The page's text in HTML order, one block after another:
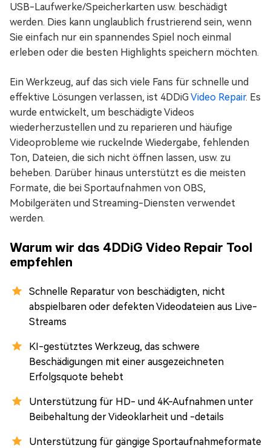
USB-Laufwerke/Speicherkarten usw. beschädigt
werden. Dies kann unglaublich frustrierend sein, wenn
Sie einfach nur ein spannendes Spiel noch einmal
erleben oder die besten Highlights speichern möchten.
Ein Werkzeug, auf das sich viele Fans für schnelle und
effektive Lösungen verlassen, ist 4DDiGVideo Repair. Es
wurde entwickelt, um beschädigte Videos
wiederherzustellen und zu reparieren und häufige
Videoprobleme wie ruckelnde Wiedergabe, fehlenden
Ton, Dateien, die sich nicht öffnen lassen, usw. zu
beheben. Darüber hinaus unterstützt es die meisten
Formate, die bei Sportaufnahmen von OBS,
Mobilgeräten und Streaming-Diensten verwendet
werden.
Warum wir das 4DDiG Video Repair Tool
empfehlen
Schnelle Reparatur von beschädigten, nicht
abspielbaren oder defekten Videodateien aus Live-
Streams
KI-gestütztes Werkzeug, das schwere
Beschädigungen mit einer ausgezeichneten
Erfolgsquote behebt
Unterstützung für HD- und 4K-Aufnahmen unter
Beibehaltung der Videoklarheit und -details
Unterstützung für gängige Sportaufnahmeformate